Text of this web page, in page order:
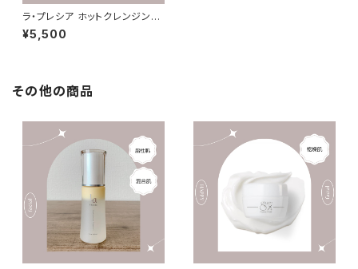
ラ・プレシア ホットクレンジング
オイル
¥5,500
その他の商品